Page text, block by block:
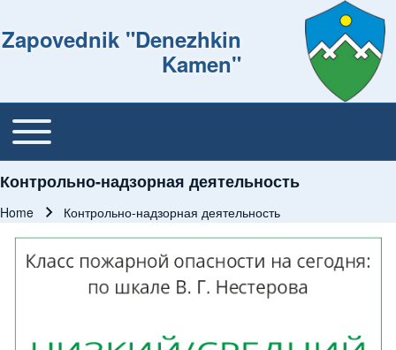
Zapovednik "Denezhkin
Kamen"
Основная навигация
Toggle main menu
Контрольно-надзорная деятельность
Home Контрольно-надзорная деятельность
Изображение